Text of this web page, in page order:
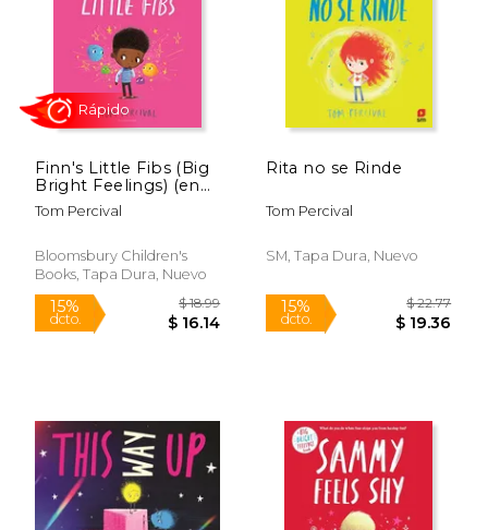
$ 7.64
Rápido
Finn's Little Fibs (Big
Bright Feelings) (en
Inglés)
Tom Percival
Bloomsbury Children's
Books, Tapa Dura, Nuevo
Rita no se Rinde
Tom Percival
SM, Tapa Dura, Nuevo